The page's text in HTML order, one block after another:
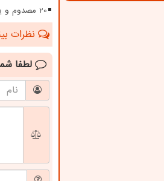
20 مصدوم و یک شهید در حملات شب گذشته دشمن آمریکایی
نظرات
لطفا